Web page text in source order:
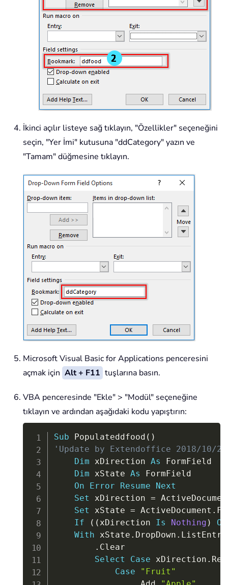
İkinci açılır listeye sağ tıklayın, "Özellikler" seçeneğini
seçin, "Yer İmi" kutusuna "ddCategory" yazın ve
"Tamam" düğmesine tıklayın.
Microsoft Visual Basic for Applications penceresini
açmak için Alt + F11 tuşlarına basın.
VBA penceresinde "Ekle" > "Modül" seçeneğine
tıklayın ve ardından aşağıdaki kodu yapıştırın:
Sub Populateddfood ( )
'Update by Extendoffice 2018/10/25
Dim xDirection As FormField
Dim xState As FormField
On
Error Resume
Next
Set xDirection =
Set xState = ActiveDocument .
If
( ( xDirection Is Nothing )
Or
With xState . DropDown .
. Clear
Select
Case xDirection .
Case
"Fruit"